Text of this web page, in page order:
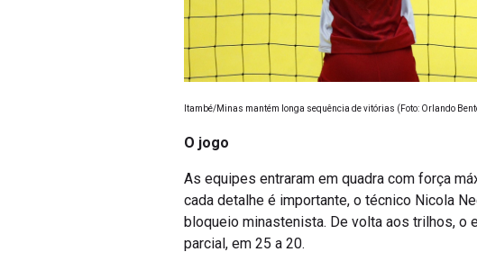
Itambé/Minas mantém longa sequência de vitórias (Foto: Orlando
O jogo
As equipes entraram em quadra com força
cada detalhe é importante, o técnico Nicola
bloqueio minastenista. De volta aos trilhos,
parcial, em 25 a 20.